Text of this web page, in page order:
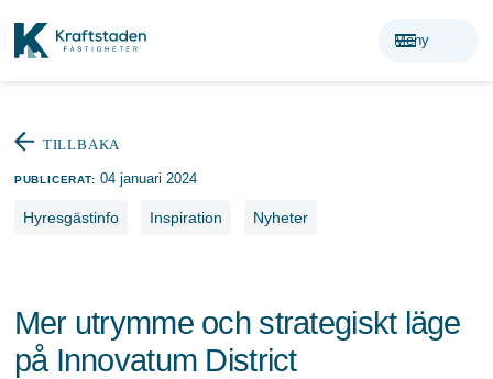
menu
Meny
TILLBAKA
PUBLICERAT: 04 januari 2024
Hyresgästinfo Inspiration Nyheter
Mer utrymme och strategiskt läge
på Innovatum District